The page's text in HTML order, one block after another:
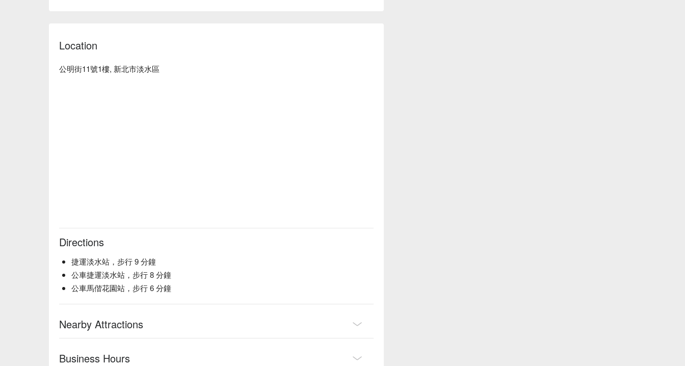
Location
公明街11號1樓, 新北市淡水區
Directions
捷運淡水站，步行 9 分鐘
公車捷運淡水站，步行 8 分鐘
公車馬偕花園站，步行 6 分鐘
Nearby Attractions
Business Hours